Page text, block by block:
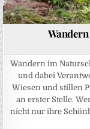
Wandern im
und dabei
Wiesen und stillen
an erster Stelle.
nicht nur ihre